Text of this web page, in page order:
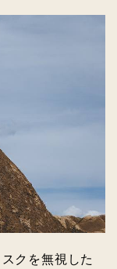
クを無視した